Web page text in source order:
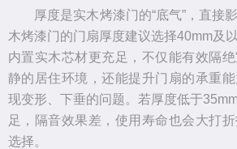
厚度是实木烤漆门的“底气”，直接
木烤漆门的门扇厚度建议选择40mm及
内置实木芯材更充足，不仅能有效隔
静的居住环境，还能提升门扇的承重
现变形、下垂的问题。若厚度低于
足，隔音效果差，使用寿命也会大打
选择。